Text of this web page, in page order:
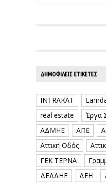
ΔΗΜΟΦΙΛΕΊΣ ΕΤΙΚΈΤΕΣ
INTRAKAT
real estate
Έργα
ΑΔΜΗΕ
ΑΠΕ
Αττική Οδός
ΓΕΚ ΤΕΡΝΑ
ΔΕΔΔΗΕ
ΔΕΗ